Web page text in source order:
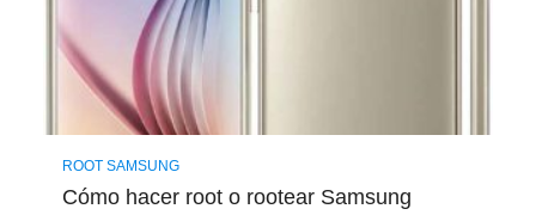
ROOT SAMSUNG
Cómo hacer root o rootear Samsung